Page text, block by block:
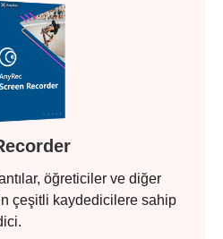
öğreticiler ve diğer
çeşitli kaydedicilere sahip